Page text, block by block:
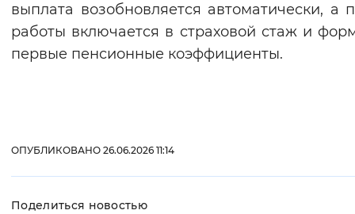
выплата возобновляется автоматически, а
работы включается в страховой стаж и
первые пенсионные коэффициенты.
ОПУБЛИКОВАНО 26.06.2026 11:14
Поделиться новостью